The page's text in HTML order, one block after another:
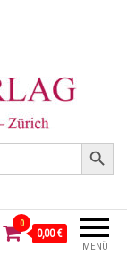
Search Button
MENÜ
0
0,00 €